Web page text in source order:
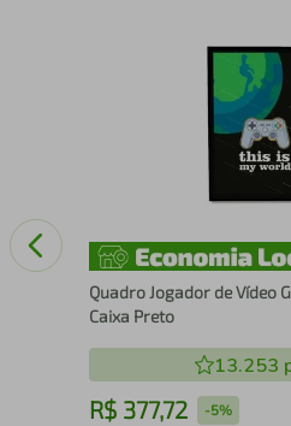
Quadro Jogador de Vídeo
Caixa Preto
13.253
R$ 377,72 -5%